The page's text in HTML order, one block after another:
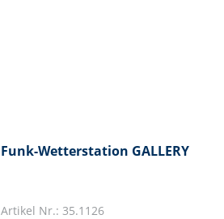
Funk-Wetterstation GALLERY
Artikel Nr.: 35.1126